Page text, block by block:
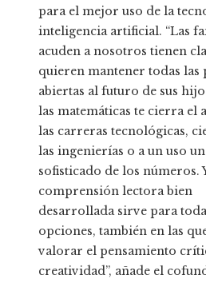
para el mejor uso de la
inteligencia artificial. “Las
acuden a nosotros tienen
quieren mantener todas las
abiertas al futuro de sus
las matemáticas te cierra el
las carreras tecnológicas,
las ingenierías o a un uso
sofisticado de los números.
comprensión lectora bien
desarrollada sirve para
opciones, también en las
valorar el pensamiento
creatividad”, añade el